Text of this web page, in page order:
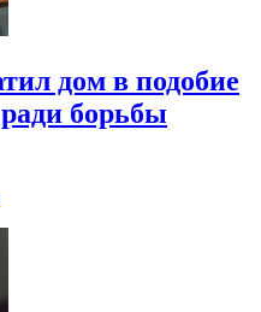
дом в подобие
борьбы